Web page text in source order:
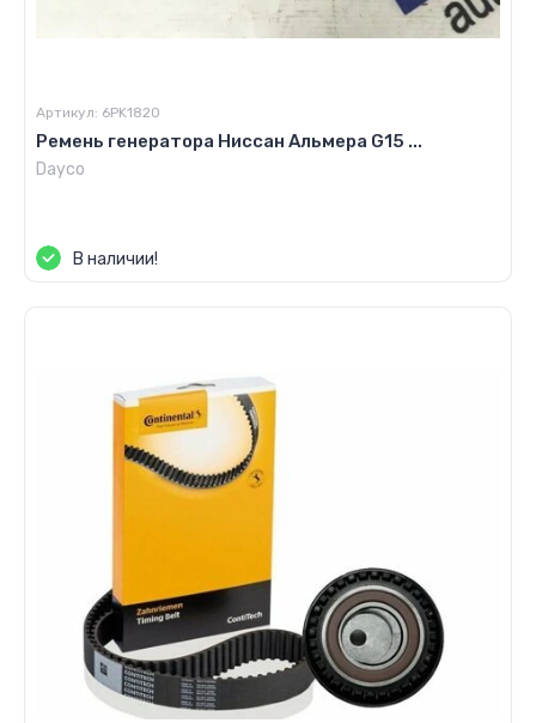
Артикул: 6PK1820
Ремень генератора Ниссан Альмера G15 ...
Dayco
В наличии!